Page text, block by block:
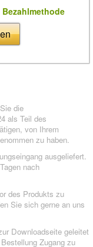
die
als Teil des
von Ihrem
zu haben.
ausgeliefert.
nach
des Produkts zu
Sie sich gerne an uns
Downloadseite geleitet
Zugang zu